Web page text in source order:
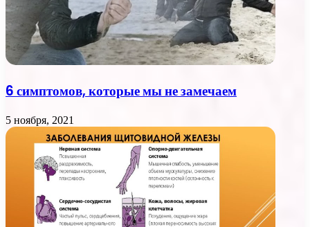
6 симптомов, которые мы не замечаем
5 ноября, 2021